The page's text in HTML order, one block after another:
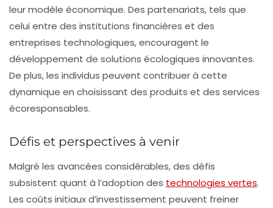
leur modèle économique. Des partenariats, tels que
celui entre des institutions financières et des
entreprises technologiques, encouragent le
développement de solutions écologiques innovantes.
De plus, les individus peuvent contribuer à cette
dynamique en choisissant des produits et des services
écoresponsables.
Défis et perspectives à venir
Malgré les avancées considérables, des défis
subsistent quant à l’adoption des technologies vertes.
Les coûts initiaux d’investissement peuvent freiner